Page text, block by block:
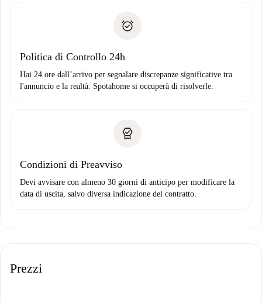
Domiciliazione del pagamento
solo se non segnali problemi.
Politica di Controllo 24h
Hai 24 ore dall’arrivo per segnalare discrepanze significative tra
l'annuncio e la realtà. Spotahome si occuperà di risolverle.
Condizioni di Preavviso
Devi avvisare con almeno 30 giorni di anticipo per modificare la
data di uscita, salvo diversa indicazione del contratto.
Prezzi